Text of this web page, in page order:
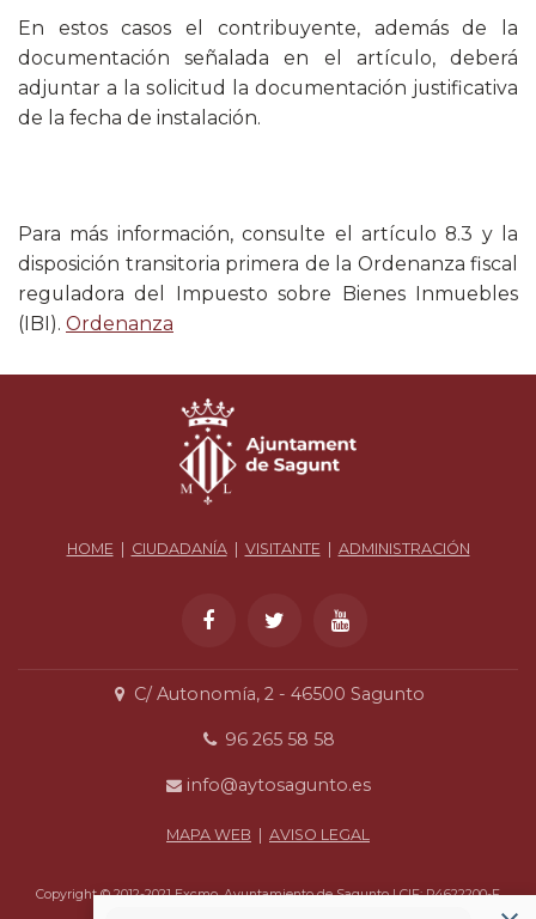
En estos casos el contribuyente, además de la
documentación señalada en el artículo, deberá
adjuntar a la solicitud la documentación justificativa
de la fecha de instalación.
Para más información, consulte el artículo 8.3 y la
disposición transitoria primera de la Ordenanza fiscal
reguladora del Impuesto sobre Bienes Inmuebles
(IBI). Ordenanza
HOME| CIUDADANÍA| VISITANTE| ADMINISTRACIÓN
C/ Autonomía, 2 - 46500 Sagunto
96 265 58 58
info@aytosagunto.es
MAPA WEB AVISO LEGAL
Copyright © 2012-2021 Excmo. Ayuntamiento de Sagunto | CIF: P4622200-F